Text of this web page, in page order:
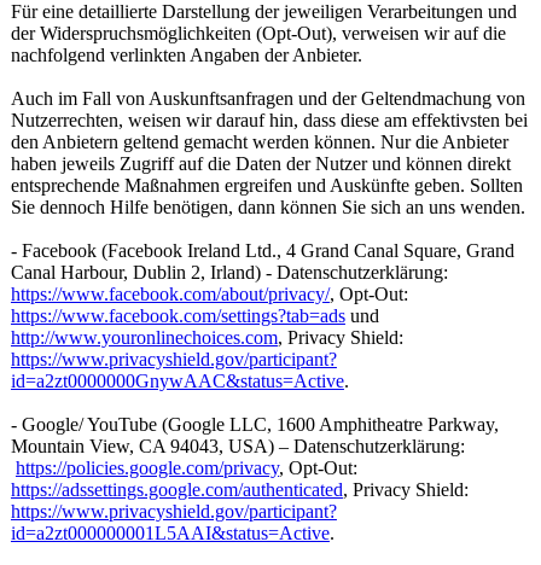
Für eine detaillierte Darstellung der jeweiligen Verarbeitungen und
der Widerspruchsmöglichkeiten (Opt-Out), verweisen wir auf die
nachfolgend verlinkten Angaben der Anbieter.
Auch im Fall von Auskunftsanfragen und der Geltendmachung von
Nutzerrechten, weisen wir darauf hin, dass diese am effektivsten bei
den Anbietern geltend gemacht werden können. Nur die Anbieter
haben jeweils Zugriff auf die Daten der Nutzer und können direkt
entsprechende Maßnahmen ergreifen und Auskünfte geben. Sollten
Sie dennoch Hilfe benötigen, dann können Sie sich an uns wenden.
- Facebook (Facebook Ireland Ltd., 4 Grand Canal Square, Grand
Canal Harbour, Dublin 2, Irland) - Datenschutzerklärung:
https://www.facebook.com/about/privacy/, Opt-Out:
https://www.facebook.com/settings?tab=adsund
http://www.youronlinechoices.com, Privacy Shield:
https://www.privacyshield.gov/participant?
id=a2zt0000000GnywAAC&status=Active.
- Google/ YouTube (Google LLC, 1600 Amphitheatre Parkway,
Mountain View, CA 94043, USA) – Datenschutzerklärung:
https://policies.google.com/privacy, Opt-Out:
https://adssettings.google.com/authenticated, Privacy Shield:
https://www.privacyshield.gov/participant?
id=a2zt000000001L5AAI&status=Active.